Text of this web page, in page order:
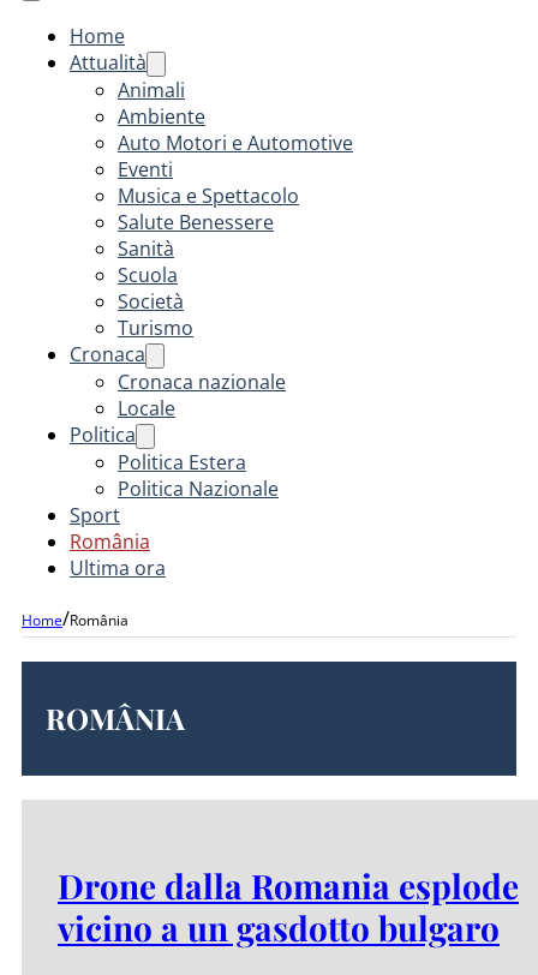
Home
Attualità
Animali
Ambiente
Auto Motori e Automotive
Eventi
Musica e Spettacolo
Salute Benessere
Sanità
Scuola
Società
Turismo
Cronaca
Cronaca nazionale
Locale
Politica
Politica Estera
Politica Nazionale
Sport
România
Ultima ora
Home/România
ROMÂNIA
Drone dalla Romania esplode
vicino a un gasdotto bulgaro